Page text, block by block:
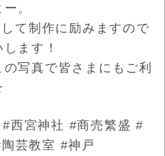
。
て制作に励みますので
します！
写真で皆さまにもご利
西宮神社 #商売繁盛 #
芸教室 #神戸